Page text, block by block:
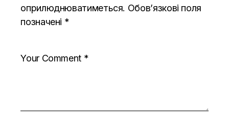
оприлюднюватиметься. Обов’язкові поля
позначені *